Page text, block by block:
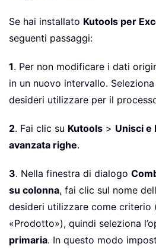
Se hai installato Kutools per
seguenti passaggi:
1. Per non modificare i dati
in un nuovo intervallo.
desideri utilizzare per il
2. Fai clic su Kutools > Unisci e
avanzata righe.
3. Nella finestra di dialogo
su colonna, fai clic sul nome
desideri utilizzare come criterio
«Prodotto»), quindi seleziona
primaria. In questo modo